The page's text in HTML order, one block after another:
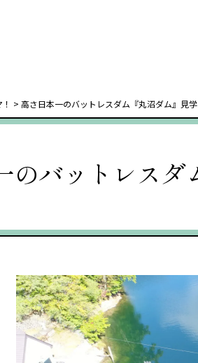
高さ日本一のバットレスダム『丸沼ダム』見
のバットレス